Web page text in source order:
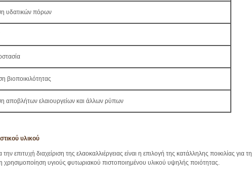
υδατικών πόρων
βιοποικιλότητας
αποβλήτων ελαιουργείων και άλλων ρύπων
υλικού
επιτυχή διαχείριση της ελαοκαλλιέργειας είναι η επιλογή της κατάλληλης ποικιλίας για τη
χρησιμοποίηση υγιούς φυτωριακού πιστοποιημένου υλικού υψηλής ποιότητας.